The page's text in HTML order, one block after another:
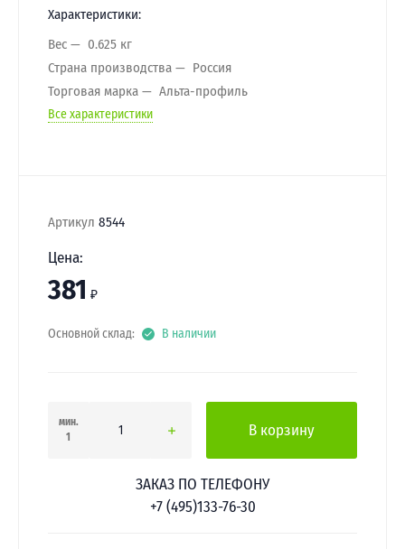
Характеристики:
Вес
0.625 кг
Страна производства
Россия
Торговая марка
Альта-профиль
Все характеристики
Артикул 8544
Цена:
381 ₽
Основной склад: В наличии
мин.
1
В корзину
ЗАКАЗ ПО ТЕЛЕФОНУ
+7 (495)133-76-30